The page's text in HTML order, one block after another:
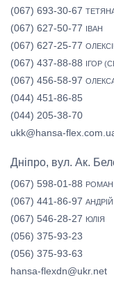
(067) 693-30-67
(067) 627-50-77 ІВАН
(067) 627-25-77
(067) 437-88-88 ІГОР
(067) 456-58-97
(044) 451-86-85
(044) 205-38-70
ukk@hansa-
Дніпро, вул. Ак.
(067) 598-01-88 РОМАН
(067) 441-86-97 АНДРІЙ
(067) 546-28-27 ЮЛІЯ
(056) 375-93-23
(056) 375-93-63
hansa-flexdn@ukr.net